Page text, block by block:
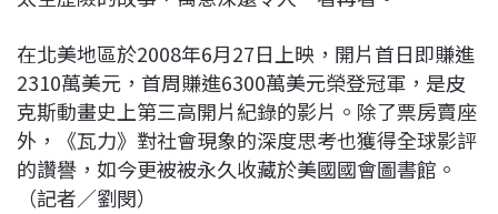
在北美地區於2008年6月27日上映，開片首日即賺進
2310萬美元，首周賺進6300萬美元榮登冠軍，是皮
克斯動畫史上第三高開片紀錄的影片。除了票房賣座
外，《瓦力》對社會現象的深度思考也獲得全球影評
的讚譽，如今更被被永久收藏於美國國會圖書館。
（記者／劉閔）